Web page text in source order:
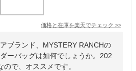
価格と在庫を楽天でチェック >>
ブランド、MYSTERY RANCHの
ーバッグは如何でしょうか。202
で、オススメです。